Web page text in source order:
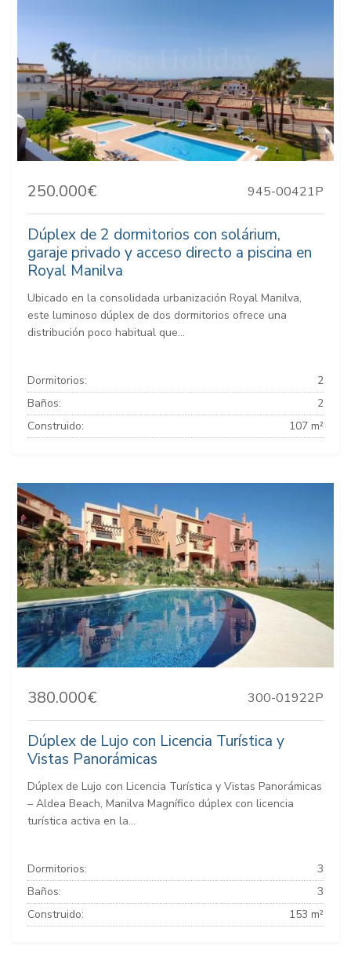
250.000€ 945-00421P
Dúplex de 2 dormitorios con solárium,
garaje privado y acceso directo a piscina en
Royal Manilva
Ubicado en la consolidada urbanización Royal Manilva,
este luminoso dúplex de dos dormitorios ofrece una
distribución poco habitual que...
Dormitorios:
2
Baños:
2
Construido:
107 m²
380.000€ 300-01922P
Dúplex de Lujo con Licencia Turística y
Vistas Panorámicas
Dúplex de Lujo con Licencia Turística y Vistas Panorámicas
– Aldea Beach, Manilva Magnífico dúplex con licencia
turística activa en la...
Dormitorios:
3
Baños:
3
Construido:
153 m²